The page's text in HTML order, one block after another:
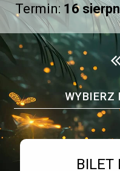
Termin: 16
WYBIERZ
Bilet numer 1
Typ
BILET